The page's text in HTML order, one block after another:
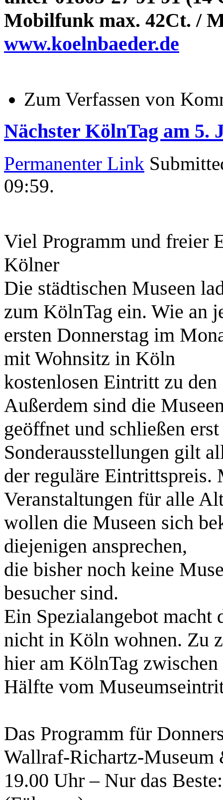
Mobilfunk max. 42Ct. /
www.koelnbaeder.de
Zum Verfassen von
Nächster KölnTag am 5.
Permanenter Link
09:59.
Viel Programm und freier
Kölner
Die städtischen Museen
zum KölnTag ein. Wie an
ersten Donnerstag im
mit Wohnsitz in Köln
kostenlosen Eintritt zu
Außerdem sind die
geöffnet und schließen
Sonderausstellungen gilt
der reguläre Eintrittspreis.
Veranstaltungen für alle
wollen die Museen sich
diejenigen ansprechen,
die bisher noch keine
besucher sind.
Ein Spezialangebot
nicht in Köln wohnen. Zu
hier am KölnTag
Hälfte vom
Das Programm für
Wallraf-Richartz-Museum
19.00 Uhr – Nur das